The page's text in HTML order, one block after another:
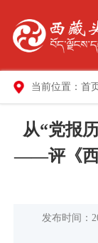
当前位置： 首页
从“党报
——评《西
发布时间：